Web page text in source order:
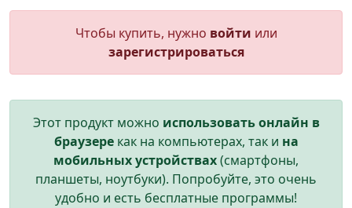
Чтобы купить, нужно войти или
зарегистрироваться
Этот продукт можно использовать онлайн в
браузерекак на компьютерах, так и на
мобильных устройствах(смартфоны,
планшеты, ноутбуки). Попробуйте, это очень
удобно и есть бесплатные программы!